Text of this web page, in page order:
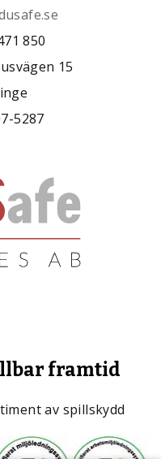
850
15
5287
framtid
av spillskydd